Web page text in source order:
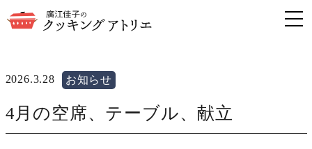
2026.3.28 お知らせ
4月の空席、テーブル、献立